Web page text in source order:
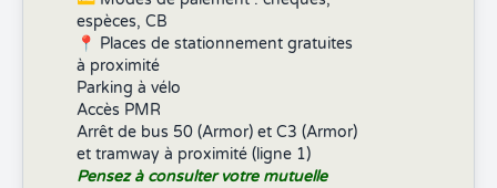
espèces, CB
📍 Places de stationnement gratuites
à proximité
Parking à vélo
Accès PMR
Arrêt de bus 50 (Armor) et C3 (Armor)
et tramway à proximité (ligne 1)
Pensez à consulter votre mutuelle